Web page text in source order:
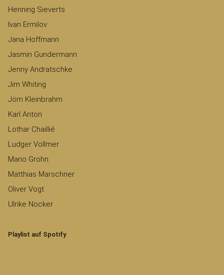
Henning Sieverts
Ivan Ermilov
Jana Hoffmann
Jasmin Gundermann
Jenny Andratschke
Jim Whiting
Jörn Kleinbrahm
Karl Anton
Lothar Chaillié
Ludger Vollmer
Mario Grohn
Matthias Marschner
Oliver Vogt
Ulrike Nocker
Playlist auf Spotify